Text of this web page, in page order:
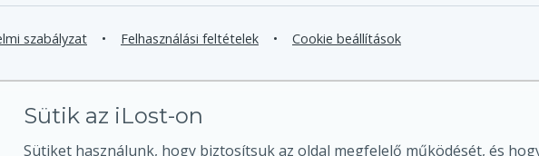
szabályzat • Felhasználási feltételek • Cookie beállítások
Sütik az iLost-on
Sütiket használunk, hogy biztosítsuk az oldal megfelelő működését, és